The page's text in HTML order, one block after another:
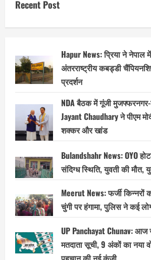
Recent Post
Hapur News: प्रिया ने
अंतरराष्ट्रीय कबड्डी
प्रदर्शन
NDA बैठक में गूंजी
Jayant Chaudhary ने पीएम
शक्कर और खांड
Bulandshahr News: OYO
संदिग्ध स्थिति, युवती की मौत,
Meerut News: फर्जी किन्नरों
चुंगी पर हंगामा, पुलिस ने कई
UP Panchayat Chunav: आज
मतदाता सूची, 9 अंकों का नया